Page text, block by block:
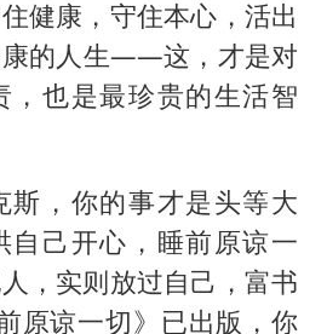
健康，守住本心，活出
康的人生——这，才是对
，也是最珍贵的生活智
斯，你的事才是头等大
自己开心，睡前原谅一
，实则放过自己，富书
原谅一切》已出版，你